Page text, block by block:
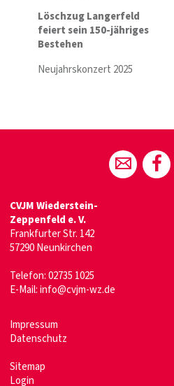
Löschzug Langerfeld
feiert sein 150-jähriges
Bestehen
Neujahrskonzert 2025
CVJM Wiederstein-
Zeppenfeld e. V.
Frankfurter Str. 142
57290 Neunkirchen
Telefon:02735 1025
E-Mail:info@cvjm-wz.de
Impressum
Datenschutz
Sitemap
Login